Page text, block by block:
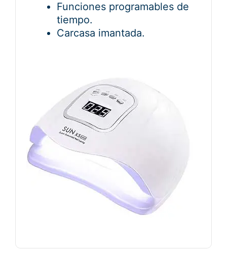
Funciones programables de
tiempo.
Carcasa imantada.